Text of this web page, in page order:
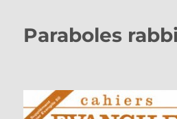
Paraboles